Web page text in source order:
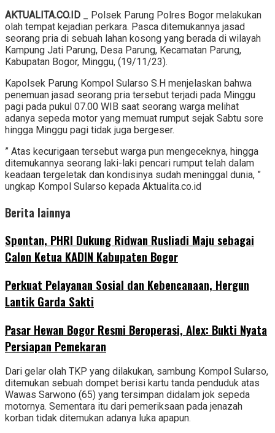
AKTUALITA.CO.ID _ Polsek Parung Polres Bogor melakukan
olah tempat kejadian perkara. Pasca ditemukannya jasad
seorang pria di sebuah lahan kosong yang berada di wilayah
Kampung Jati Parung, Desa Parung, Kecamatan Parung,
Kabupatan Bogor, Minggu, (19/11/23).
Kapolsek Parung Kompol Sularso S.H menjelaskan bahwa
penemuan jasad seorang pria tersebut terjadi pada Minggu
pagi pada pukul 07.00 WIB saat seorang warga melihat
adanya sepeda motor yang memuat rumput sejak Sabtu sore
hingga Minggu pagi tidak juga bergeser.
” Atas kecurigaan tersebut warga pun mengeceknya, hingga
ditemukannya seorang laki-laki pencari rumput telah dalam
keadaan tergeletak dan kondisinya sudah meninggal dunia, ”
ungkap Kompol Sularso kepada Aktualita.co.id
Berita lainnya
Spontan, PHRI Dukung Ridwan Rusliadi Maju sebagai
Calon Ketua KADIN Kabupaten Bogor
Perkuat Pelayanan Sosial dan Kebencanaan, Hergun
Lantik Garda Sakti
Pasar Hewan Bogor Resmi Beroperasi, Alex: Bukti Nyata
Persiapan Pemekaran
Dari gelar olah TKP yang dilakukan, sambung Kompol Sularso,
ditemukan sebuah dompet berisi kartu tanda penduduk atas
Wawas Sarwono (65) yang tersimpan didalam jok sepeda
motornya. Sementara itu dari pemeriksaan pada jenazah
korban tidak ditemukan adanya luka apapun.